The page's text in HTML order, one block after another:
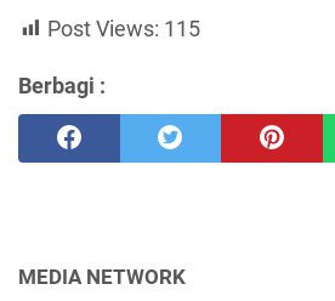
Post Views: 115
Berbagi :
MEDIA NETWORK